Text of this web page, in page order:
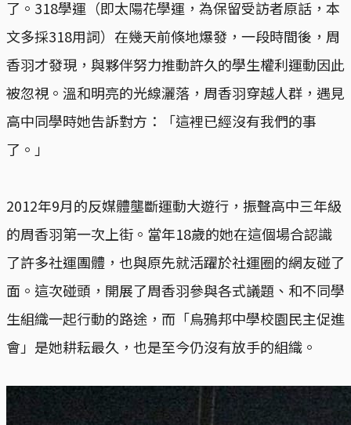
了。318學運（即太陽花學運，為保留受訪者原話，本
文多採318用詞）在幾天前倏地爆發，一段時間後，周
香羽才發現，與夥伴努力推動許久的學生權利運動因此
被忽視。溫和明亮的光線灑落，周香羽穿越人群，遇見
高中同學時她告訴對方：「這裡已經沒有我們的事
了。」
2012年9月的反媒體壟斷運動大遊行，振聲高中三年級
的周香羽第一次上街。當年18歲的她在這個場合認識
了許多社運團體，也與原先就活躍於社運圈的網友碰了
面。這次碰頭，開展了周香羽參與各式議題、和不同學
生組織一起行動的路途，而「烏鴉邦中學校園民主促進
會」是她耕耘最久，也是至今仍沒有放手的組織。